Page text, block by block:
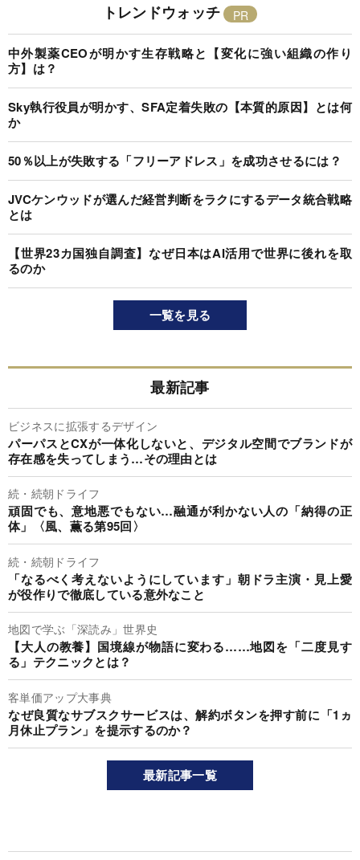
トレンドウォッチ
中外製薬CEOが明かす生存戦略と【変化に強い組織の作り
方】は？
Sky執行役員が明かす、SFA定着失敗の【本質的原因】とは何
か
50％以上が失敗する「フリーアドレス」を成功させるには？
JVCケンウッドが選んだ経営判断をラクにするデータ統合戦略
とは
【世界23カ国独自調査】なぜ日本はAI活用で世界に後れを取
るのか
一覧を見る
最新記事
ビジネスに拡張するデザイン
パーパスとCXが一体化しないと、デジタル空間でブランドが
存在感を失ってしまう…その理由とは
続・続朝ドライフ
頑固でも、意地悪でもない…融通が利かない人の「納得の正
体」〈風、薫る第95回〉
続・続朝ドライフ
「なるべく考えないようにしています」朝ドラ主演・見上愛
が役作りで徹底している意外なこと
地図で学ぶ「深読み」世界史
【大人の教養】国境線が物語に変わる……地図を「二度見す
る」テクニックとは？
客単価アップ大事典
なぜ良質なサブスクサービスは、解約ボタンを押す前に「1ヵ
月休止プラン」を提示するのか？
最新記事一覧